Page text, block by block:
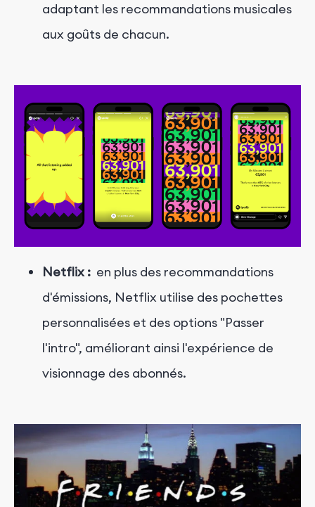
adaptant les recommandations musicales
aux goûts de chacun.
Netflix : en plus des recommandations
d'émissions, Netflix utilise des pochettes
personnalisées et des options "Passer
l'intro", améliorant ainsi l'expérience de
visionnage des abonnés.